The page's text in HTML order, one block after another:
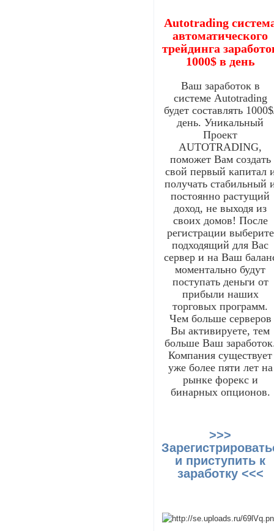
Autotrading
автоматического
трейдинга
1000$ в день
Ваш заработок в
системе Autotrading
будет составлять
день. Уникальный
Проект
AUTOTRADING,
поможет Вам создать
свой первый капитал
получать стабильный
постоянно растущий
доход, не выходя из
своих домов! После
регистрации выберите
подходящий для Вас
сервер и на Ваш
моментально будут
поступать деньги от
прибыли наших
торговых программ.
Чем больше серверов
Вы активируете, тем
больше Ваш
Компания существует
уже более пяти лет на
рынке форекс и
бинарных опционов.
>>>
и приступить к
заработку <<<